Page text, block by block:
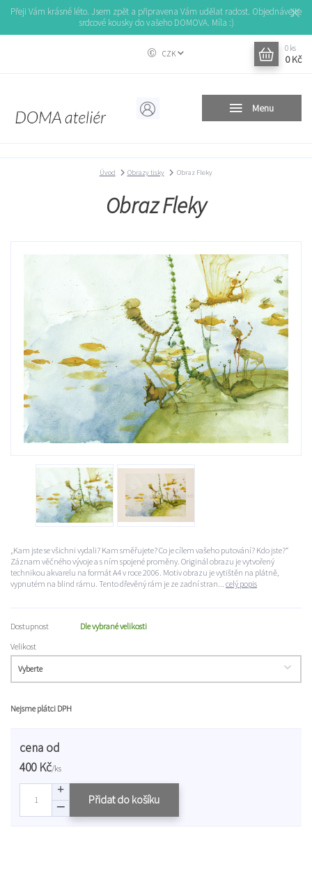
Přeji Vám krásné léto. Jsem zpět a připravena Vám udělat radost. Objednávejte
srdcové kousky do vašeho DOMOVA. Míla :)
Menu
CZK
0 ks
0 Kč
Úvod Obrazy tisky Obraz Fleky
Obraz Fleky
„Kam jste se všichni vydali? Kam směřujete? Co je cílem vašeho putování? Kdo jste?“
Záznam věčného vývoje a s ním spojené proměny. Originál obrazu je vytvořený
technikou akvarelu na formát A4 v roce 2006. Motiv obrazu je vytištěn na plátně,
vypnutém na blind rámu. Tento dřevěný rám je ze zadní stran... celý popis
Dostupnost
Dle vybrané velikosti
Velikost
Nejsme plátci DPH
cena od
400 Kč/ks
Přidat do košíku